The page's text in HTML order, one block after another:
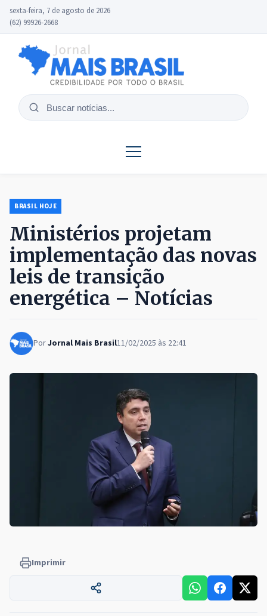
sexta-feira, 7 de agosto de 2026
(62) 99926-2668
Buscar
BRASIL HOJE
Ministérios projetam
implementação das novas
leis de transição
energética – Notícias
PorJornal Mais Brasil11/02/2025 às 22:41
Imprimir